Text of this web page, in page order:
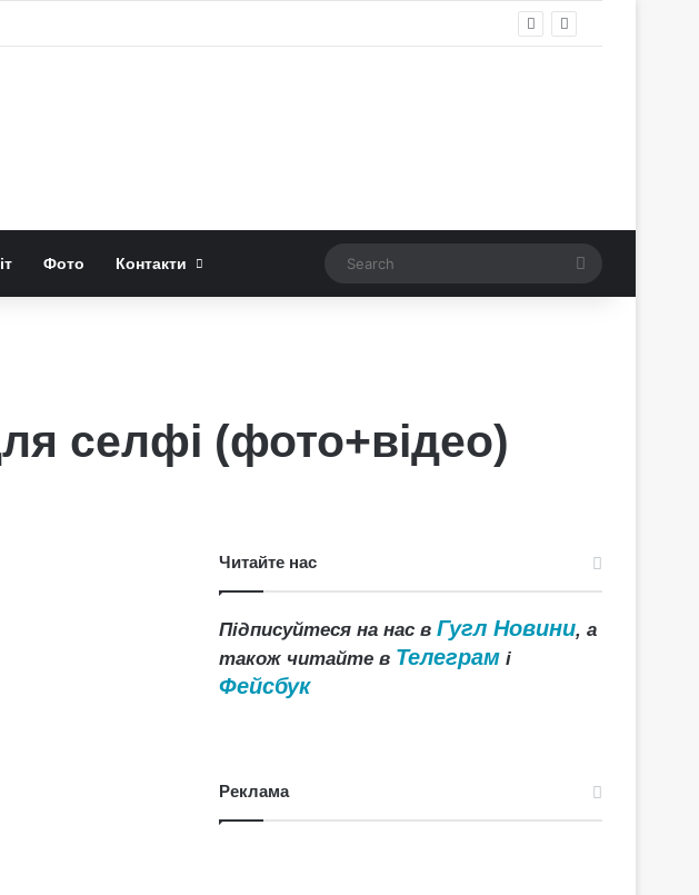
Фото Контакти Search
селфі (фото+відео)
Читайте нас
Підписуйтеся на нас вГугл Новини, а
також читайте в Телеграм і
Фейсбук
Реклама